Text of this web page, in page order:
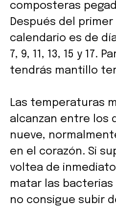
composteras
Después del primer
calendario es de
7, 9, 11, 13, 15 y 17.
tendrás mantillo
Las temperaturas
alcanzan entre los
nueve,
en el corazón. Si
voltea de
matar las bacterias
no consigue subir